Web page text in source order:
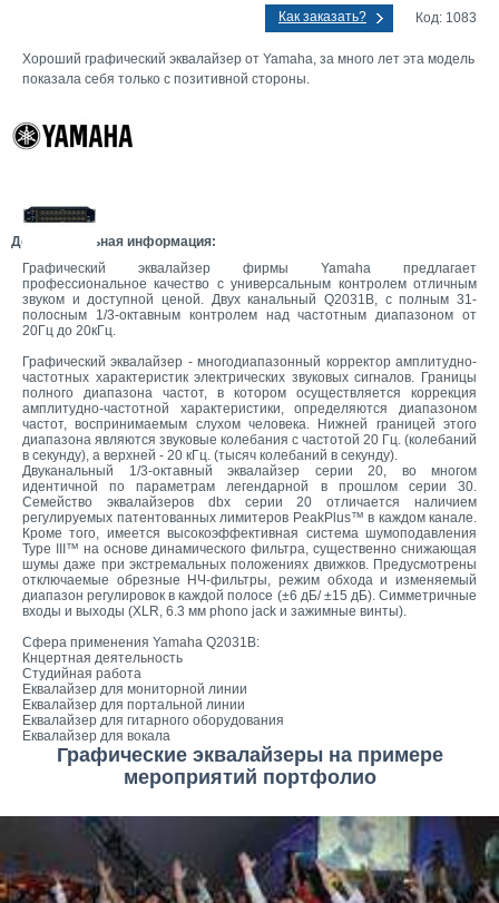
Как заказать? Код: 1083
Хороший графический эквалайзер от Yamaha, за много лет эта модель
показала себя только с позитивной стороны.
Дополнительная информация:
Графический эквалайзер фирмы Yamaha предлагает
профессиональное качество с универсальным контролем отличным
звуком и доступной ценой. Двух канальный Q2031B, с полным 31-
полосным 1/3-октавным контролем над частотным диапазоном от
20Гц до 20кГц.
Графический эквалайзер - многодиапазонный корректор амплитудно-
частотных характеристик электрических звуковых сигналов. Границы
полного диапазона частот, в котором осуществляется коррекция
амплитудно-частотной характеристики, определяются диапазоном
частот, воспринимаемым слухом человека. Нижней границей этого
диапазона являются звуковые колебания с частотой 20 Гц. (колебаний
в секунду), а верхней - 20 кГц. (тысяч колебаний в секунду).
Двуканальный 1/3-октавный эквалайзер серии 20, во многом
идентичной по параметрам легендарной в прошлом серии 30.
Семейство эквалайзеров dbx серии 20 отличается наличием
регулируемых патентованных лимитеров PeakPlus™ в каждом канале.
Кроме того, имеется высокоэффективная система шумоподавления
Type III™ на основе динамического фильтра, существенно снижающая
шумы даже при экстремальных положениях движков. Предусмотрены
отключаемые обрезные НЧ-фильтры, режим обхода и изменяемый
диапазон регулировок в каждой полосе (±6 дБ/ ±15 дБ). Симметричные
входы и выходы (XLR, 6.3 мм phono jack и зажимные винты).
Сфера применения Yamaha Q2031B:
Кнцертная деятельность
Студийная работа
Еквалайзер для мониторной линии
Еквалайзер для портальной линии
Еквалайзер для гитарного оборудования
Еквалайзер для вокала
Графические эквалайзеры на примере
мероприятий портфолио